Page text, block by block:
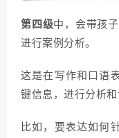
第四级中，会带孩
进行案例分析。
这是在写作和口语
键信息，进行分析和
比如，要表达如何